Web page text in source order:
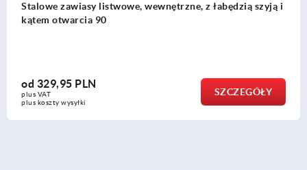
Stalowe zawiasy listwowe, wewnętrzne, z łabędzią szyją i
kątem otwarcia 90
od329,95 PLN
plus VAT
plus koszty wysyłki
SZCZEGÓŁY